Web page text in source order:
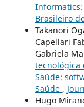
Informatics:
Brasileiro
Takanori
Capellari
Gabriela
tecnológica
Saúde:
Saúde ,
Hugo